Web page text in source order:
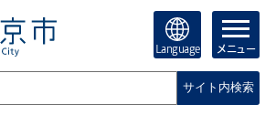
Language メニュー
サイト内検索